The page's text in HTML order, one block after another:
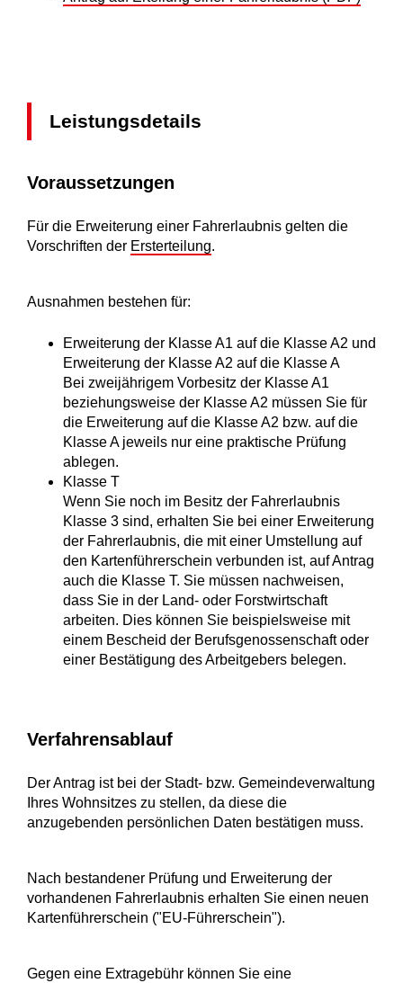
Leistungsdetails
Voraussetzungen
Für die Erweiterung einer Fahrerlaubnis gelten die
Vorschriften der Ersterteilung.
Ausnahmen bestehen für:
Erweiterung der Klasse A1 auf die Klasse A2 und
Erweiterung der Klasse A2 auf die Klasse A
Bei zweijährigem Vorbesitz der Klasse A1
beziehungsweise der Klasse A2 müssen Sie für
die Erweiterung auf die Klasse A2 bzw. auf die
Klasse A jeweils nur eine praktische Prüfung
ablegen.
Klasse T
Wenn Sie noch im Besitz der Fahrerlaubnis
Klasse 3 sind, erhalten Sie bei einer Erweiterung
der Fahrerlaubnis, die mit einer Umstellung auf
den Kartenführerschein verbunden ist, auf Antrag
auch die Klasse T. Sie müssen nachweisen,
dass Sie in der Land- oder Forstwirtschaft
arbeiten. Dies können Sie beispielsweise mit
einem Bescheid der Berufsgenossenschaft oder
einer Bestätigung des Arbeitgebers belegen.
Verfahrensablauf
Der Antrag ist bei der Stadt- bzw. Gemeindeverwaltung
Ihres Wohnsitzes zu stellen, da diese die
anzugebenden persönlichen Daten bestätigen muss.
Nach bestandener Prüfung und Erweiterung der
vorhandenen Fahrerlaubnis erhalten Sie einen neuen
Kartenführerschein ("EU-Führerschein").
Gegen eine Extragebühr können Sie eine